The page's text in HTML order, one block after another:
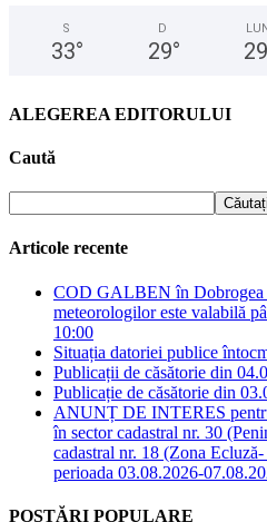
S
33°
D
29°
LUN
29
ALEGEREA EDITORULUI
Caută
Articole recente
COD GALBEN în Dobrogea
meteorologilor este valabilă
10:00
Situația datoriei publice
Publicații de căsătorie din
Publicație de căsătorie din
ANUNȚ DE INTERES
în sector cadastral nr. 30
cadastral nr. 18 (Zona
perioada 03.08.2026-
POSTĂRI POPULARE